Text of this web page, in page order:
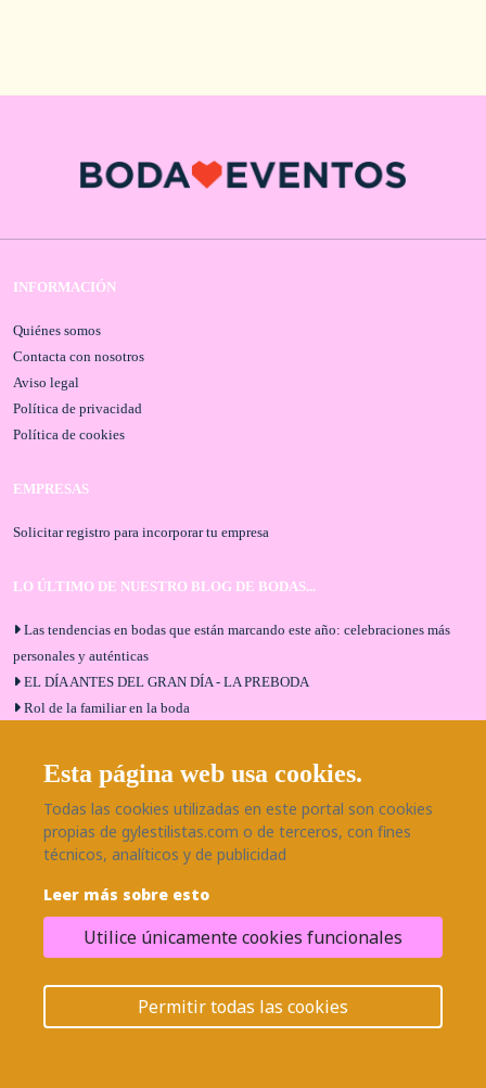
INFORMACIÓN
Quiénes somos
Contacta con nosotros
Aviso legal
Política de privacidad
Política de cookies
EMPRESAS
Solicitar registro para incorporar tu empresa
LO ÚLTIMO DE NUESTRO BLOG DE BODAS...
Las tendencias en bodas que están marcando este año: celebraciones más
personales y auténticas
EL DÍA ANTES DEL GRAN DÍA - LA PREBODA
Rol de la familiar en la boda
Bodas en Alhaurín de la Torre: entrevista exclusiva con Bodaeventos
Málaga
¿Cómo será tu boda?
Blog de bodas
SÍGUENOS EN NUESTRAS REDES
© 2026 Grupo BodaEventos | Todos los derechos reservados.¿Necesitas ayuda?
Esta página web usa cookies.
Todas las cookies utilizadas en este portal son cookies
propias de gylestilistas.com o de terceros, con fines
técnicos, analíticos y de publicidad
Leer más sobre esto
Utilice únicamente cookies funcionales
Permitir todas las cookies